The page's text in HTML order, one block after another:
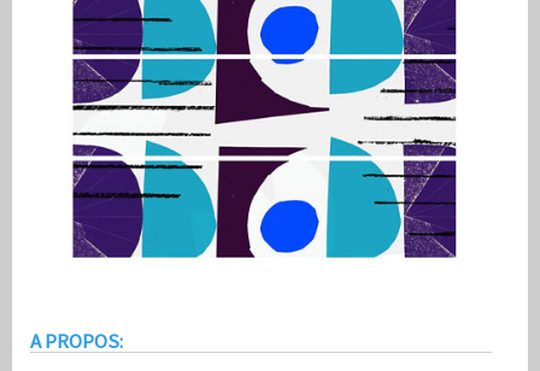
A PROPOS: